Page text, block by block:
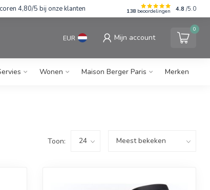
scoren 4,80/5 bij onze klanten 138 beoordelingen 4.8 /5.0
EUR Mijn account
0
Wonen Maison Berger Paris Merken
Toon: